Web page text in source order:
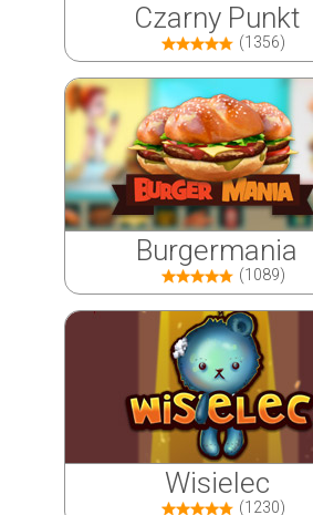
Czarny Punkt
(1356)
Burgermania
(1089)
Wisielec
(1230)